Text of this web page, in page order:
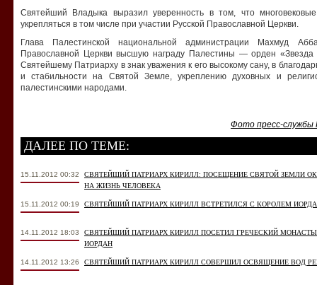
Святейший Владыка выразил уверенность в том, что
укрепляться в том числе при участии Русской Православной Церкви.
Глава Палестинской национальной администрации Махмуд
Православной Церкви высшую награду Палестины — орден
Святейшему Патриарху в знак уважения к его высокому сану, в
и стабильности на Святой Земле, укреплению духовных и
палестинскими народами.
Фото пресс-службы
ДАЛЕЕ ПО ТЕМЕ:
15.11.2012 00:32
СВЯТЕЙШИЙ ПАТРИАРХ КИРИЛЛ: ПОСЕЩЕНИЕ СВЯТОЙ ЗЕМЛИ
НА ЖИЗНЬ ЧЕЛОВЕКА
15.11.2012 00:19 СВЯТЕЙШИЙ ПАТРИАРХ КИРИЛЛ ВСТРЕТИЛСЯ С КОРОЛЕМ
14.11.2012 18:03
СВЯТЕЙШИЙ ПАТРИАРХ КИРИЛЛ ПОСЕТИЛ ГРЕЧЕСКИЙ
ИОРДАН
14.11.2012 13:26 СВЯТЕЙШИЙ ПАТРИАРХ КИРИЛЛ СОВЕРШИЛ ОСВЯЩЕНИЕ ВОД